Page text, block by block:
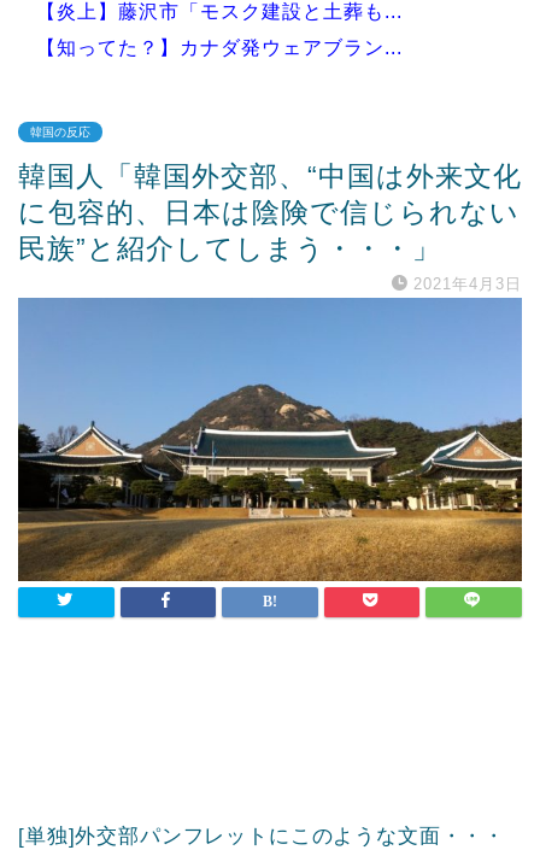
【炎上】藤沢市「モスク建設と土葬も...
【知ってた？】カナダ発ウェアブラン...
Powered by livedoor 相互RSS
韓国の反応
韓国人「韓国外交部、“中国は外来文化
に包容的、日本は陰険で信じられない
民族”と紹介してしまう・・・」
2021年4月3日
[単独]外交部パンフレットにこのような文面・・・